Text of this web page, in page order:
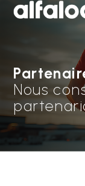
Nous